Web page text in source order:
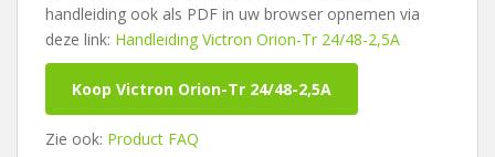
handleiding ook als PDF in uw browser opnemen via
deze link: Handleiding Victron Orion-Tr 24/48-2,5A
Koop Victron Orion-Tr 24/48-2,5A
Zie ook: Product FAQ